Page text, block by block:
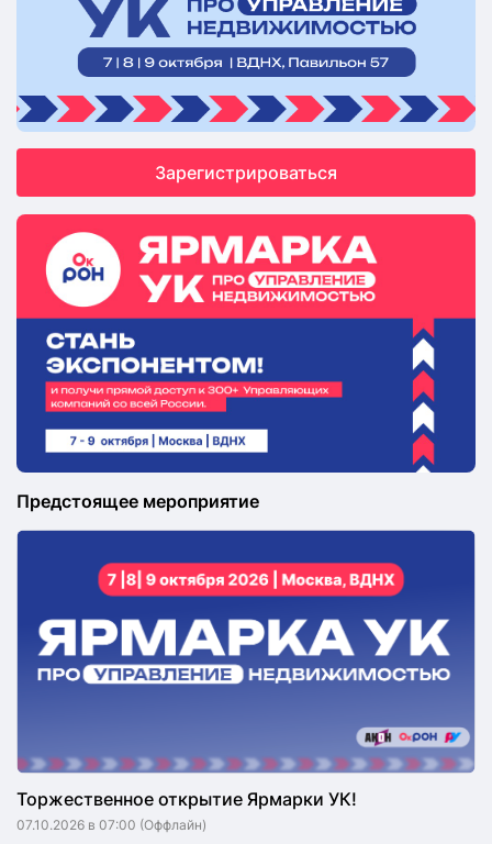
Зарегистрироваться
Предстоящее мероприятие
Торжественное открытие Ярмарки УК!
07.10.2026 в 07:00 (Оффлайн)